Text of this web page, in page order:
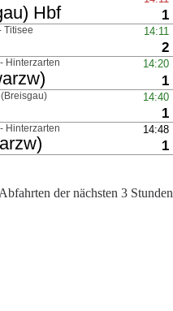
Abfahrten der nächsten 3 Stunden